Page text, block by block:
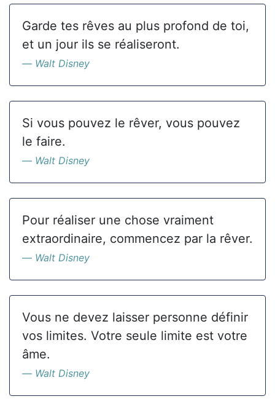
Garde tes rêves au plus profond de toi,
et un jour ils se réaliseront.
Walt Disney
Si vous pouvez le rêver, vous pouvez
le faire.
Walt Disney
Pour réaliser une chose vraiment
extraordinaire, commencez par la rêver.
Walt Disney
Vous ne devez laisser personne définir
vos limites. Votre seule limite est votre
âme.
Walt Disney